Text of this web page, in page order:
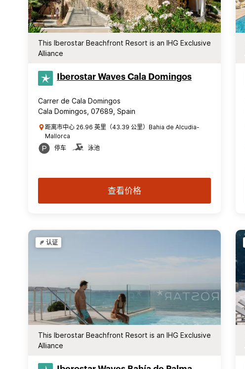
This Iberostar Beachfront Resort is an IHG Exclusive
Alliance
Iberostar Waves Cala Domingos
Carrer de Cala Domingos
Cala Domingos, 07689, Spain
距离市中心 26.96 英里（43.39 公里）Bahia de Alcudia-
Mallorca
停车
泳池
查看价格
认证
This Iberostar Beachfront Resort is an IHG Exclusive
Alliance